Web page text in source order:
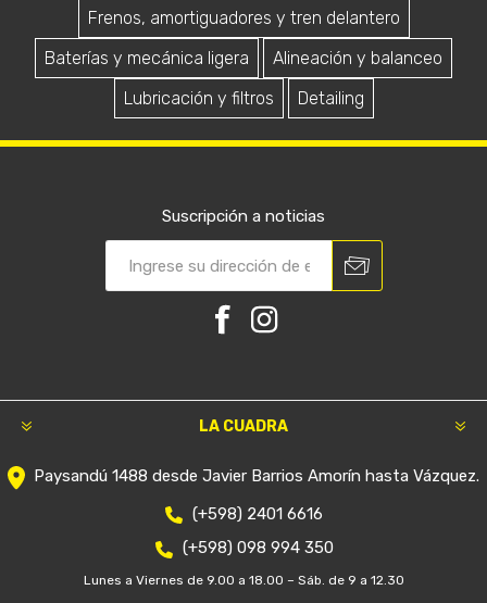
Frenos, amortiguadores y tren delantero
Baterías y mecánica ligera
Alineación y balanceo
Lubricación y filtros
Detailing
Suscripción a noticias
LA CUADRA
Paysandú 1488 desde Javier Barrios Amorín hasta Vázquez.
(+598) 2401 6616
(+598) 098 994 350
Lunes a Viernes de 9.00 a 18.00 – Sáb. de 9 a 12.30